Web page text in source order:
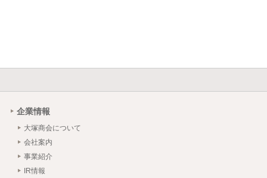
企業情報
大塚商会について
会社案内
事業紹介
IR情報